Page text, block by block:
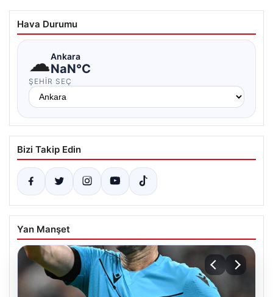
Hava Durumu
☁Ankara
NaN°C
ŞEHIR SEÇ
Bizi Takip Edin
Yan Manşet